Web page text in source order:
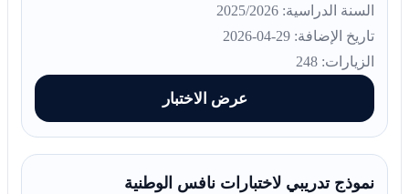
السنة الدراسية: 2025/2026
تاريخ الإضافة: 29-04-2026
الزيارات: 248
عرض الاختبار
نموذج تدريبي لاختبارات نافس الوطنية